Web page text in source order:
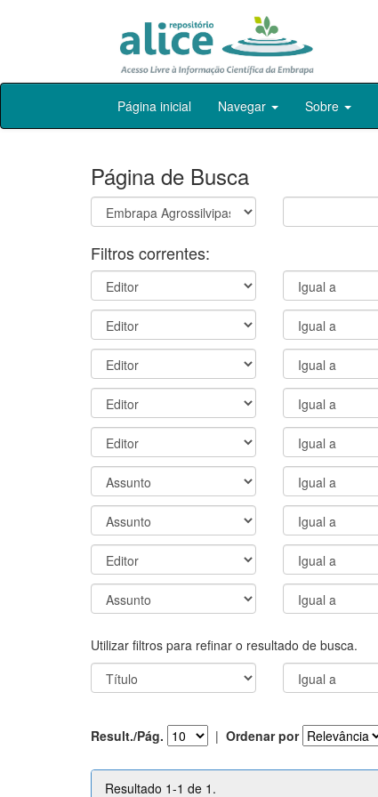
Skip
Página inicial Navegar Sobre
Página de Busca
Filtros correntes:
Utilizar filtros para refinar o resultado de busca.
Result./Pág. | Ordenar por
Resultado 1-1 de 1.